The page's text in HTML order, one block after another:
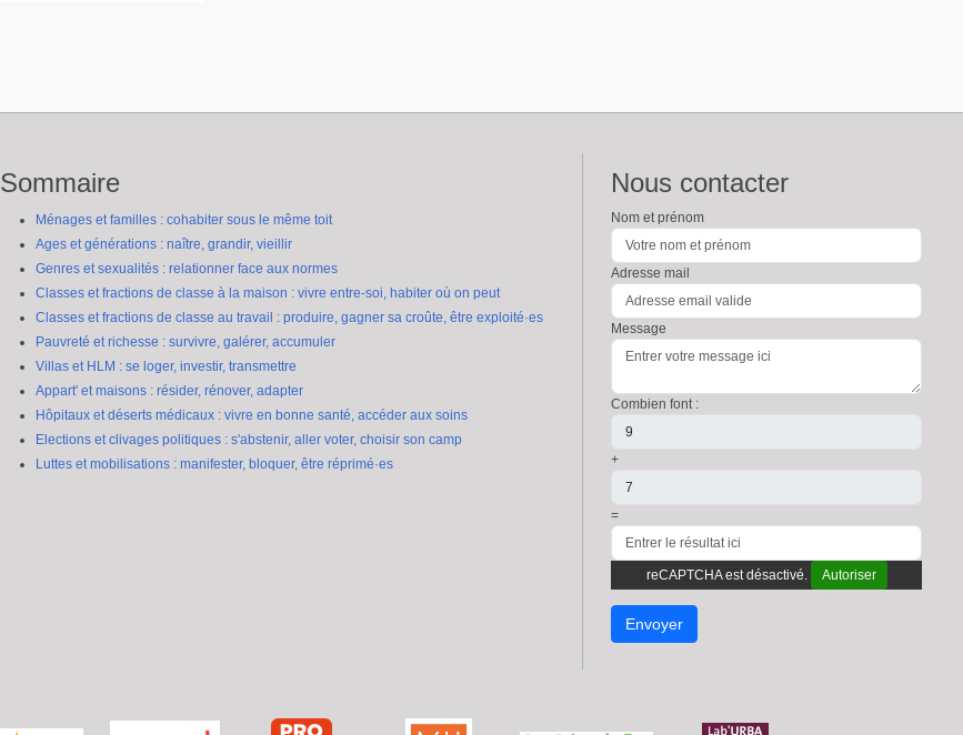
Sommaire
Ménages et familles : cohabiter sous le même toit
Ages et générations : naître, grandir, vieillir
Genres et sexualités : relationner face aux normes
Classes et fractions de classe à la maison : vivre entre-soi, habiter où on peut
Classes et fractions de classe au travail : produire, gagner sa croûte, être exploité·es
Pauvreté et richesse : survivre, galérer, accumuler
Villas et HLM : se loger, investir, transmettre
Appart' et maisons : résider, rénover, adapter
Hôpitaux et déserts médicaux : vivre en bonne santé, accéder aux soins
Elections et clivages politiques : s'abstenir, aller voter, choisir son camp
Luttes et mobilisations : manifester, bloquer, être réprimé·es
Nous contacter
Nom et prénom
Adresse mail
Message
Combien font :
+
=
reCAPTCHA est désactivé. Autoriser
Envoyer